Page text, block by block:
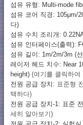
섬유 유형: Multi-mode
섬유 코어 직경: 105μm/
다)
섬유 수치 조리개:
섬유 인터페이스(출력):
섬유 길이: 1m/2m/3m (
레이저 헤드 치수: Near
height)(여기를 클릭하여
전원 공급 장치: 표준형
택하다)
전원 공급 장치-1: 표준
세히 알아보기)